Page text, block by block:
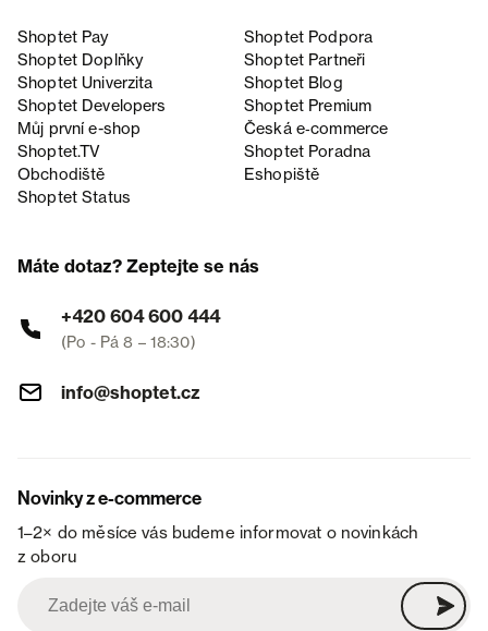
Shoptet Pay
Shoptet Podpora
Shoptet Doplňky
Shoptet Partneři
Shoptet Univerzita
Shoptet Blog
Shoptet Developers
Shoptet Premium
Můj první e-shop
Česká e‑commerce
Shoptet.TV
Shoptet Poradna
Obchodiště
Eshopiště
Shoptet Status
Máte dotaz? Zeptejte se nás
+420 604 600 444
(Po - Pá 8 – 18:30)
info@shoptet.cz
Novinky z e-commerce
1–2× do měsíce vás budeme informovat o novinkách
z oboru